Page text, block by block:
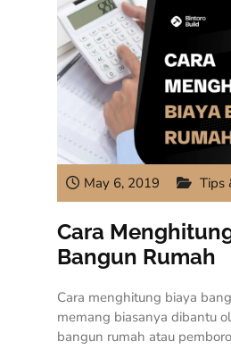
May 6, 2019 Tips
Cara
Bangun Rumah
Cara menghitung biaya
memang biasanya dibantu
bangun rumah atau